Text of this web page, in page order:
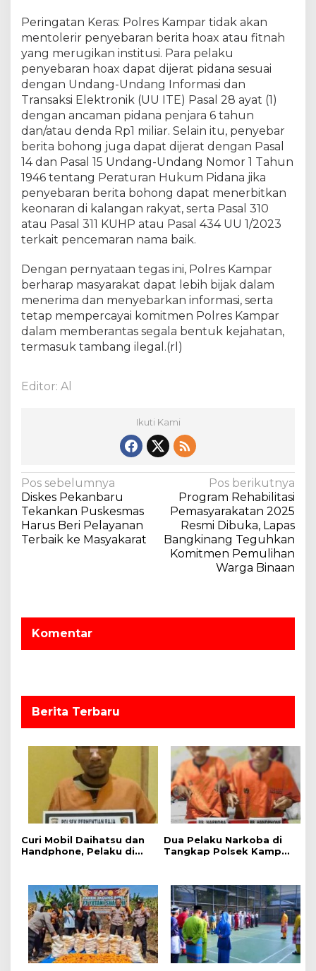
i
k
a
A
d
a
n
g
g
o
t
a
y
a
n
'
6
Peringatan Keras: Polres Kampar tidak akan
mentolerir penyebaran berita hoax atau fitnah
yang merugikan institusi. Para pelaku
penyebaran hoax dapat dijerat pidana sesuai
dengan Undang-Undang Informasi dan
Transaksi Elektronik (UU ITE) Pasal 28 ayat (1)
dengan ancaman pidana penjara 6 tahun
dan/atau denda Rp1 miliar. Selain itu, penyebar
berita bohong juga dapat dijerat dengan Pasal
14 dan Pasal 15 Undang-Undang Nomor 1 Tahun
1946 tentang Peraturan Hukum Pidana jika
penyebaran berita bohong dapat menerbitkan
keonaran di kalangan rakyat, serta Pasal 310
atau Pasal 311 KUHP atau Pasal 434 UU 1/2023
terkait pencemaran nama baik.
Dengan pernyataan tegas ini, Polres Kampar
berharap masyarakat dapat lebih bijak dalam
menerima dan menyebarkan informasi, serta
tetap mempercayai komitmen Polres Kampar
dalam memberantas segala bentuk kejahatan,
termasuk tambang ilegal.(rl)
Editor: Al
Ikuti Kami
N
a
v
i
i
p
Pos sebelumnya
Diskes Pekanbaru
Tekankan Puskesmas
Harus Beri Pelayanan
Terbaik ke Masyakarat
Pos berikutnya
Program Rehabilitasi
Pemasyarakatan 2025
Resmi Dibuka, Lapas
Bangkinang Teguhkan
Komitmen Pemulihan
Warga Binaan
Komentar
Berita Terbaru
Curi Mobil Daihatsu dan
Handphone, Pelaku di
Dua Pelaku Narkoba di
Tangkap Polsek Kampar